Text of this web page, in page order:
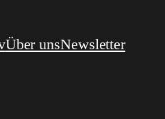
Über unsNewsletter